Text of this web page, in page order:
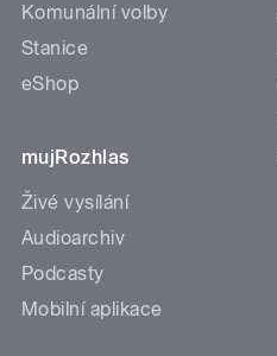
Komunální volby
Stanice
eShop
mujRozhlas
Živé vysílání
Audioarchiv
Podcasty
Mobilní aplikace